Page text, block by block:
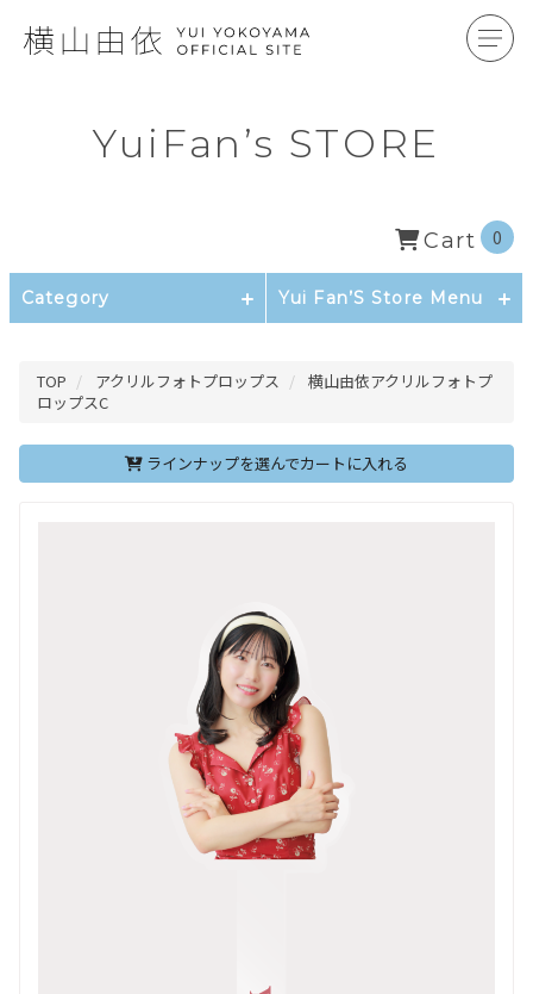
YuiFan’s STORE
Cart 0
Category Yui Fan’S Store Menu
TOP アクリルフォトプロップス
横山由依アクリルフォトプ
ロップスC
ラインナップを選んでカートに入れる